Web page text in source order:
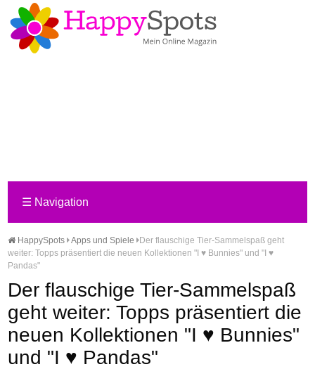
☰ Navigation
HappySpots Apps und Spiele
Der flauschige Tier-Sammelspaß geht
weiter: Topps präsentiert die neuen Kollektionen "I ♥ Bunnies" und "I ♥
Pandas"
Der flauschige Tier-Sammelspaß
geht weiter: Topps präsentiert die
neuen Kollektionen "I ♥ Bunnies"
und "I ♥ Pandas"